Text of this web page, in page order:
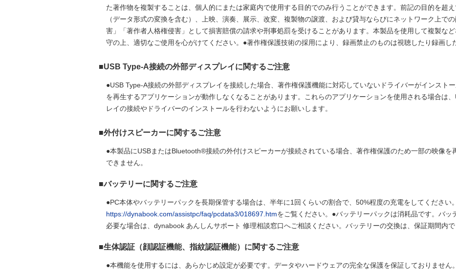
た著作物を複製することは、個人的にまたは家庭内で使用する目的でのみ行うことができます。前記の目的を超
（データ形式の変換を含む）、上映、演奏、展示、改変、複製物の譲渡、および貸与ならびにネットワーク上で
害」「著作者人格権侵害」として損害賠償の請求や刑事処罰を受けることがあります。本製品を使用して複製な
守の上、適切なご使用を心がけてください。●著作権保護技術の採用により、録画禁止のものは視聴したり録画し
■USB Type-A接続の外部ディスプレイに関するご注意
●USB Type-A接続の外部ディスプレイを接続した場合、著作権保護機能に対応していないドライバーがインスト
を再生するアプリケーションが動作しなくなることがあります。これらのアプリケーションを使用される場合は
レイの接続やドライバーのインストールを行わないようにお願いします。
■外付けスピーカーに関するご注意
●本製品にUSBまたはBluetooth®接続の外付けスピーカーが接続されている場合、著作権保護のため一部の映像を
できません。
■バッテリーに関するご注意
●PC本体やバッテリーパックを長期保管する場合は、半年に1回くらいの割合で、50%程度の充電をしてください
https://dynabook.com/assistpc/faq/pcdata3/018697.htmをご覧ください。●バッテリーパックは消耗品です。バッ
必要な場合は、dynabook あんしんサポート 修理相談窓口へご相談ください。バッテリーの交換は、保証期間内で
■生体認証（顔認証機能、指紋認証機能）に関するご注意
●本機能を使用するには、あらかじめ設定が必要です。データやハードウェアの完全な保護を保証しておりません